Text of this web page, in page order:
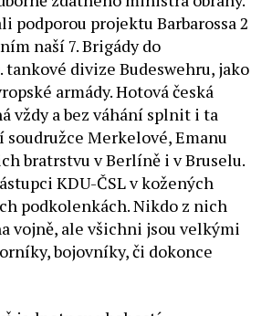
podporou projektu Barbarossa 2
naší 7. Brigády do
divize Budeswehru, jako
armády. Hotová česká
vždy a bez váhání splnit i ta
Merkelové, Emanu
bratrstvu v Berlíně i v Bruselu.
KDU-ČSL v kožených
podkolenkách. Nikdo z nich
vojně, ale všichni jsou velkými
bojovníky, či dokonce